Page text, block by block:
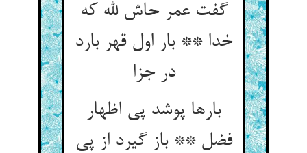
گفت عمر حاش لله که
خدا ** بار اول قهر بارد
در جزا
بارها پوشد پی اظهار
فضل ** باز گیرد از پی